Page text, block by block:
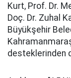
Kurt, Prof. Dr.
Doç. Dr. Zuhal
Büyükşehir
desteklerinden